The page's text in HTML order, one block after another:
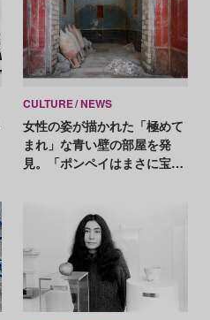
CULTURE NEWS
女性の姿が描かれた「極めて
まれ」な青い壁の部屋を発
見。「ポンペイはまさに宝